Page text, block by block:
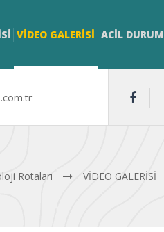
VİDEO GALERİSİ ACİL DURUM
Rotaları VİDEO GALERİSİ